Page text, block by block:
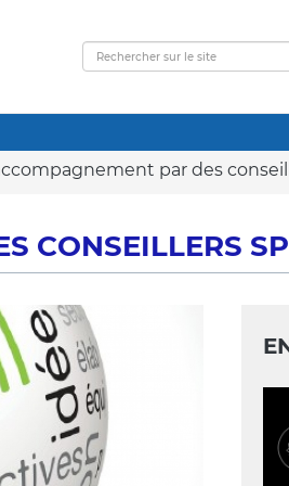
par des
CONSEILLERS